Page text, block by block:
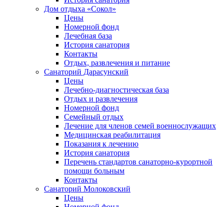
Дом отдыха «Сокол»
Цены
Номерной фонд
Лечебная база
История санатория
Контакты
Отдых, развлечения и питание
Санаторий Дарасунский
Цены
Лечебно-диагностическая база
Отдых и развлечения
Номерной фонд
Семейный отдых
Лечение для членов семей военнослужащих
Медицинская реабилитация
Показания к лечению
История санатория
Перечень стандартов санаторно-курортной
помощи больным
Контакты
Санаторий Молоковский
Цены